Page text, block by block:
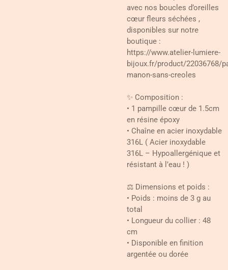
avec nos boucles d’oreilles
cœur fleurs séchées ,
disponibles sur notre
boutique :
https://www.atelier-lumiere-
bijoux.fr/product/22036768/
manon-sans-creoles
✨ Composition :
• 1 pampille cœur de 1.5cm
en résine époxy
• Chaîne en acier inoxydable
316L ( Acier inoxydable
316L – Hypoallergénique et
résistant à l’eau ! )
⚖️ Dimensions et poids :
• Poids : moins de 3 g au
total
• Longueur du collier : 48
cm
• Disponible en finition
argentée ou dorée